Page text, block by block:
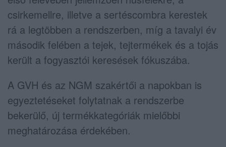
csirkemellre, illetve a sertéscombra kerestek
rá a legtöbben a rendszerben, míg a tavalyi év
második felében a tejek, tejtermékek és a tojás
került a fogyasztói keresések fókuszába.
A GVH és az NGM szakértői a napokban is
egyeztetéseket folytatnak a rendszerbe
bekerülő, új termékkategóriák mielőbbi
meghatározása érdekében.